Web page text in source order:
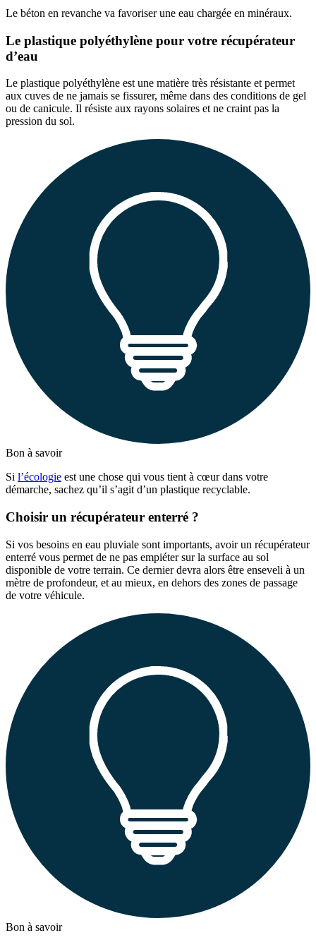
Le béton en revanche va favoriser une eau chargée en minéraux.
Le plastique polyéthylène pour votre récupérateur
d’eau
Le plastique polyéthylène est une matière très résistante et permet
aux cuves de ne jamais se fissurer, même dans des conditions de gel
ou de canicule. Il résiste aux rayons solaires et ne craint pas la
pression du sol.
Bon à savoir
Si l’écologie est une chose qui vous tient à cœur dans votre
démarche, sachez qu’il s’agit d’un plastique recyclable.
Choisir un récupérateur enterré ?
Si vos besoins en eau pluviale sont importants, avoir un récupérateur
enterré vous permet de ne pas empiéter sur la surface au sol
disponible de votre terrain. Ce dernier devra alors être enseveli à un
mètre de profondeur, et au mieux, en dehors des zones de passage
de votre véhicule.
Bon à savoir